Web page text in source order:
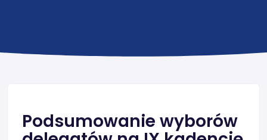
Podsumowanie wyborów